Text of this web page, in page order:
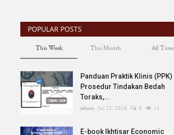
POPULAR POSTS
This Week This Month All Time
Panduan Praktik Klinis (PPK)
Prosedur Tindakan Bedah
Toraks,...
admin Jul 22, 2024 0 11
E-book Ikhtisar Economic